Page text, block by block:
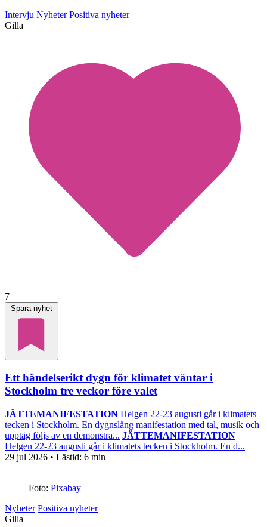
Intervju Nyheter Positiva nyheter
Gilla
7
Spara nyhet
Ett händelserikt dygn för klimatet väntar i
Stockholm tre veckor före valet
JÄTTEMANIFESTATION Helgen 22-23 augusti går i klimatets
tecken i Stockholm. En dygnslång manifestation med tal, musik och
upptåg följs av en demonstra... JÄTTEMANIFESTATION
Helgen 22-23 augusti går i klimatets tecken i Stockholm. En d...
29 jul 2026 • Lästid: 6 min
Foto: Pixabay
Nyheter Positiva nyheter
Gilla